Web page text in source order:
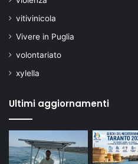
vitivinicola
Vivere in Puglia
volontariato
xylella
Ultimi aggiornamenti